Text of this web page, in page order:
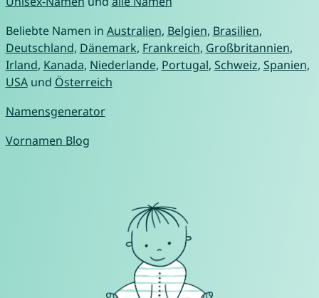
Beliebte Namen in Australien, Belgien, Brasilien,
Deutschland, Dänemark, Frankreich, Großbritannien,
Irland, Kanada, Niederlande, Portugal, Schweiz, Spanien,
USAund Österreich
Namensgenerator
Vornamen Blog